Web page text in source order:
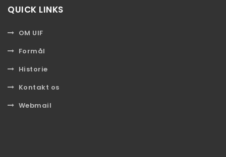
QUICK LINKS
OM UIF
Formål
Historie
Kontakt os
Webmail